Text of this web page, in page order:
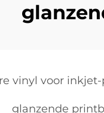
vinyl voor
glanzende